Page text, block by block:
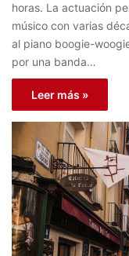
horas. La actuación
músico con varias
al piano boogie-
por una banda…
Leer más »